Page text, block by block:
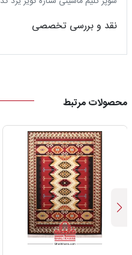
نقد و بررسی تخصصی
محصولات مرتبط